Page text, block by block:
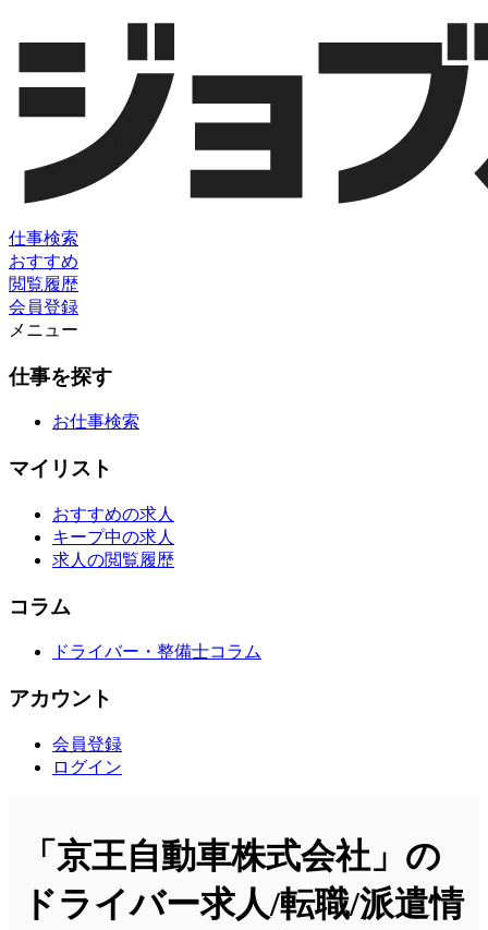
仕事検索
おすすめ
閲覧履歴
会員登録
メニュー
仕事を探す
お仕事検索
マイリスト
おすすめの求人
キープ中の求人
求人の閲覧履歴
コラム
ドライバー・整備士コラム
アカウント
会員登録
ログイン
「京王自動車株式会社」の
ドライバー求人/転職/派遣情